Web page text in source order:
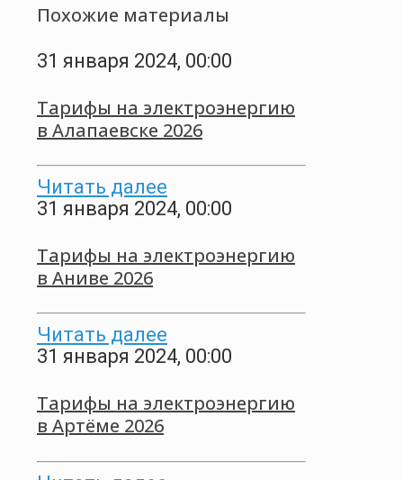
Похожие материалы
31 января 2024, 00:00
Тарифы на электроэнергию
в Алапаевске 2026
Читать далее
31 января 2024, 00:00
Тарифы на электроэнергию
в Аниве 2026
Читать далее
31 января 2024, 00:00
Тарифы на электроэнергию
в Артёме 2026